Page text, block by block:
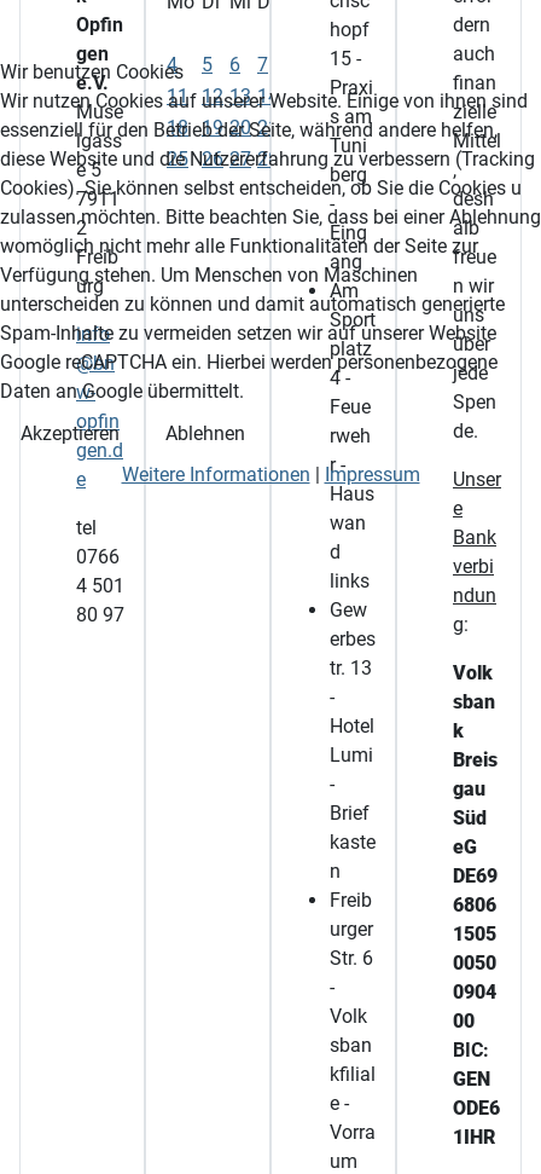
Opfin
gen
e.V.
Muse
lgass
e 5
7911
2
Freib
urg
info
@bn
w-
opfin
gen.d
e
tel
0766
4 501
80 97
3
4
5 6 7
10
11
12 13 14 15 16 17
18
19 20 21 22 23 24
25 26 27 28 29 30 31
hopf
15 -
Praxi
s am
Tuni
berg
-
Eing
ang
Am
Sport
platz
4 -
Feue
rweh
r -
Haus
wan
d
links
Gew
erbes
tr. 13
-
Hotel
Lumi
-
Brief
kaste
n
Freib
urger
Str. 6
-
Volk
sban
kfilial
e -
Vorra
um
dern
auch
finan
zielle
Mittel
,
desh
alb
freue
n wir
uns
über
jede
Spen
de.
Unser
e
Bank
verbi
ndun
g:
Volk
sban
k
Breis
gau
Süd
eG
DE69
6806
1505
0050
0904
00
BIC:
GEN
ODE6
1IHR
Wir benutzen Cookies
Wir nutzen Cookies auf unserer Website. Einige von ihnen sind
essenziell für den Betrieb der Seite, während andere helfen,
diese Website und die Nutzererfahrung zu verbessern (Tracking
Cookies). Sie können selbst entscheiden, ob Sie die Cookies u
zulassen möchten. Bitte beachten Sie, dass bei einer Ablehnung
womöglich nicht mehr alle Funktionalitäten der Seite zur
Verfügung stehen. Um Menschen von Maschinen
unterscheiden zu können und damit automatisch generierte
Spam-Inhalte zu vermeiden setzen wir auf unserer Website
Google reCAPTCHA ein. Hierbei werden personenbezogene
Daten an Google übermittelt.
Akzeptieren
Ablehnen
Weitere Informationen | Impressum